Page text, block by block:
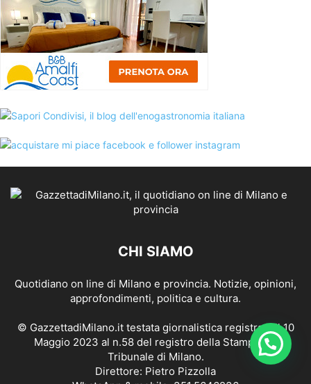
CHI SIAMO
Quotidiano on line di Milano e provincia. Notizie, opinioni,
approfondimenti, politica e cultura.
© GazzettadiMilano.it testata giornalistica registrata il 10
Maggio 2023 al n.58 del registro della Stampa del
Tribunale di Milano.
Direttore: Pietro Pizzolla